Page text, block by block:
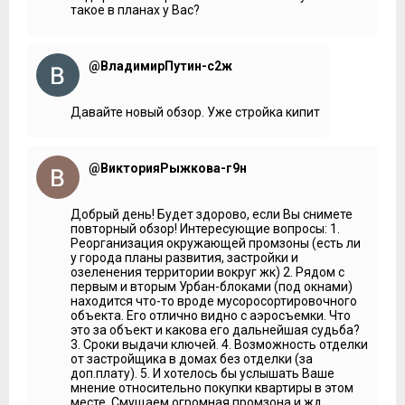
небольшие производственные предприятия
музей-заповедник «Коломенское». Сегодня от участка
застройки до границы «Коломенского» около двух
километров. В радиусе не более 5 километров также
можно увидеть парк «Царицыно», «Садовники» и
Борисовские пруды. А поставщиком кислорода с юго-
комплекса, большой процент территории отводится
застройщиком под озеленение.
***
Дома будут оснащены с современными инженерными
системами. В башнях установят лифты с функции
регенерации энергии: два пассажирских и один грузовой.
Предусмотрен автоматизированный учет потребления
воды, тепла и электричества. На окнах двухкамерных
стеклопакетов будет нанесено мягкое теплоотражающее
покрытие. Экономить энергию и тепло помогут, в том
числе, индивидуальный тепловой пункт в каждом доме,
насосы с частотным регулированием привода и, конечно,
теплоизоляция, которую обеспечит устройство наружных
стен – три слоя с вентилируемым зазором. Фасады
зданий оформят по принципу мозаики составленной из
вертикальных элементов двух разных цветов.
такое в планах у Вас?
@ВладимирПутин-с2ж
Давайте новый обзор. Уже стройка кипит
@ВикторияРыжкова-г9н
Добрый день! Будет здорово, если Вы снимете
повторный обзор! Интересующие вопросы: 1.
Реорганизация окружающей промзоны (есть ли
у города планы развития, застройки и
озеленения территории вокруг жк) 2. Рядом с
первым и вторым Урбан-блоками (под окнами)
находится что-то вроде мусоросортировочного
объекта. Его отлично видно с аэросъемки. Что
это за объект и какова его дальнейшая судьба?
3. Сроки выдачи ключей. 4. Возможность отделки
от застройщика в домах без отделки (за
доп.плату). 5. И хотелось бы услышать Ваше
мнение относительно покупки квартиры в этом
месте. Смущаем огромная промзона и жд